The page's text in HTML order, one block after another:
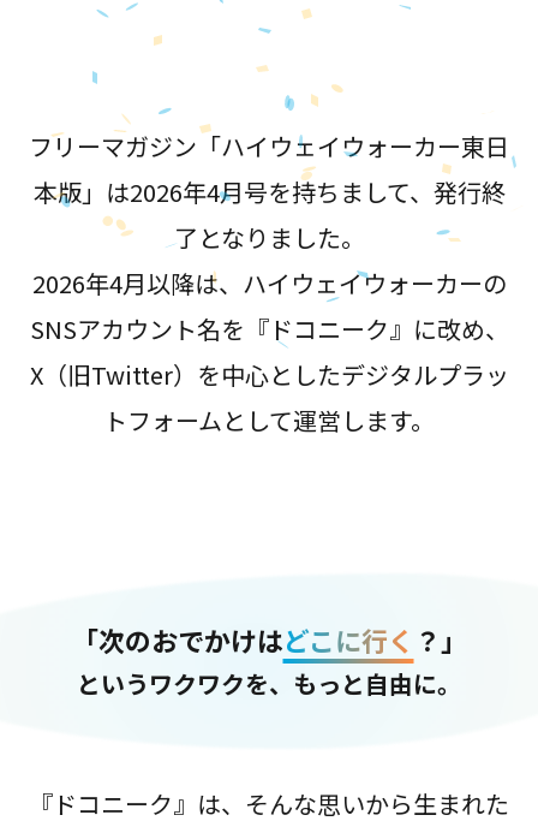
フリーマガジン「ハイウェイウォーカー東日
本版」は2026年4月号を持ちまして、発行終
了となりました。
2026年4月以降は、ハイウェイウォーカーの
SNSアカウント名を『ドコニーク』に改め、
X（旧Twitter）を中心としたデジタルプラッ
トフォームとして運営します。
「次のおでかけはどこに行く ？」
というワクワクを、もっと自由に。
『ドコニーク』は、そんな思いから生まれた